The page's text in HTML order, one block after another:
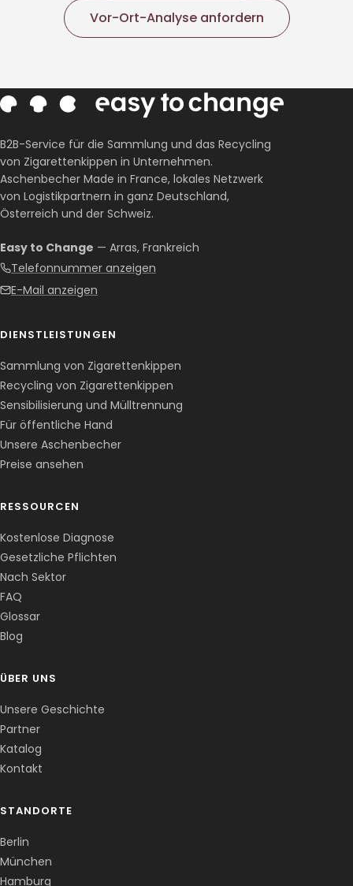
Vor-Ort-Analyse anfordern
B2B-Service für die Sammlung und das Recycling
von Zigarettenkippen in Unternehmen.
Aschenbecher Made in France, lokales Netzwerk
von Logistikpartnern in ganz Deutschland,
Österreich und der Schweiz.
Easy to Change — Arras, Frankreich
Telefonnummer anzeigen
E-Mail anzeigen
DIENSTLEISTUNGEN
Sammlung von Zigarettenkippen
Recycling von Zigarettenkippen
Sensibilisierung und Mülltrennung
Für öffentliche Hand
Unsere Aschenbecher
Preise ansehen
RESSOURCEN
Kostenlose Diagnose
Gesetzliche Pflichten
Nach Sektor
FAQ
Glossar
Blog
ÜBER UNS
Unsere Geschichte
Partner
Katalog
Kontakt
STANDORTE
Berlin
München
Hamburg